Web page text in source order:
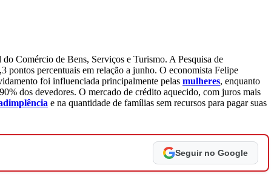
Comércio de Bens, Serviços e Turismo. A Pesquisa de
pontos percentuais em relação a junho. O economista Felipe
foi influenciada principalmente pelas mulheres, enquanto
dos devedores. O mercado de crédito aquecido, com juros mais
e na quantidade de famílias sem recursos para pagar suas
Seguir no Google